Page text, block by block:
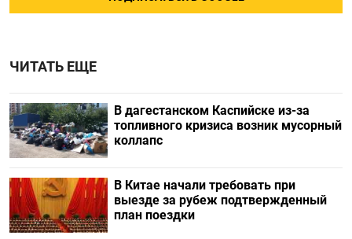
ЧИТАТЬ ЕЩЕ
В дагестанском Каспийске из-за
топливного кризиса возник мусорный
коллапс
В Китае начали требовать при
выезде за рубеж подтвержденный
план поездки